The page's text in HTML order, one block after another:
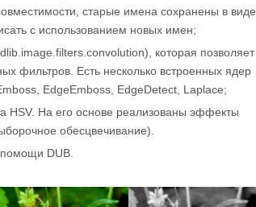
старые имена сохранены в виде
с использованием новых имен;
dlib.image.filters.convolution), которая позволяет
фильтров. Есть несколько встроенных ядер
EdgeEmboss EdgeDetect Laplace;
HSV. На его основе реализованы эффекты
обесцвечивание).
DUB.